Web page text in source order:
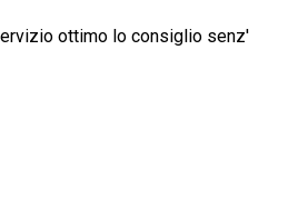
ottimo lo consiglio senz'